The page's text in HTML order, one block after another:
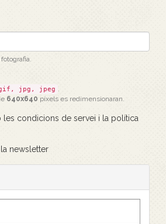
jpg, jpeg .
640x640 píxels es redimensionaran.
les condicions de servei i la política
newsletter